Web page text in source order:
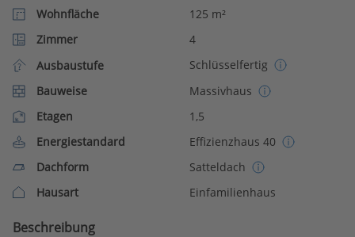
Wohnfläche
125 m²
Zimmer
4
Ausbaustufe
Schlüsselfertig
Bauweise
Massivhaus
Etagen
1,5
Energiestandard
Effizienzhaus 40
Dachform
Satteldach
Hausart
Einfamilienhaus
Beschreibung